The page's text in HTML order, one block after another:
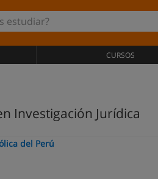
CURSOS
Investigación Jurídica
del Perú